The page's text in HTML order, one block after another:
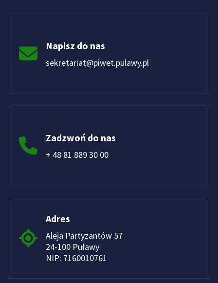
Napisz do nas
sekretariat@piwet.pulawy.pl
Zadzwoń do nas
+ 48 81 889 30 00
Adres
Aleja Partyzantów 57
24-100 Puławy
NIP: 7160010761